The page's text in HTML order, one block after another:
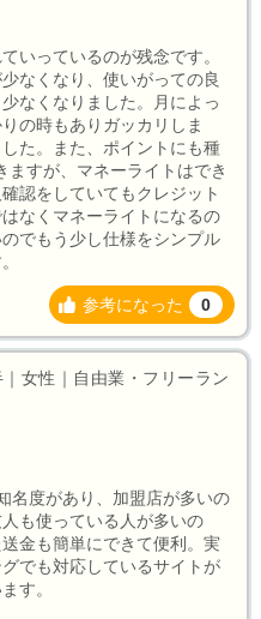
いっているのが残念です。
なくなり、使いがっての良
なくなりました。月によっ
の時もありガッカリしま
た。また、ポイントにも種
すが、マネーライトはでき
認をしていてもクレジット
なくマネーライトになるの
でもう少し仕様をシンプル
参考になった 0
女性｜自由業・フリーラン
名度があり、加盟店が多いの
も使っている人が多いの
金も簡単にできて便利。実
でも対応しているサイトが
す。